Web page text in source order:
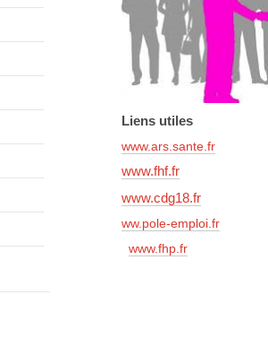
Liens utiles
www.ars.sante.fr
www.fhf.fr
www.cdg18.fr
ww.pole-emploi.fr
www.fhp.fr